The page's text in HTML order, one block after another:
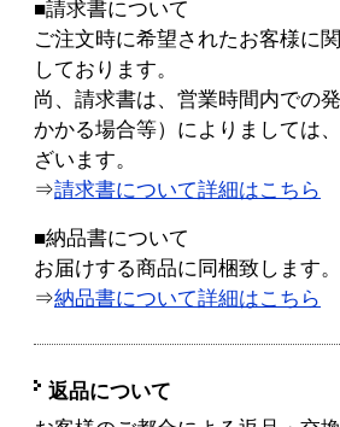
■請求書について
ご注文時に希望されたお客様に
しております。
尚、請求書は、営業時間内での
かかる場合等）によりましては
ざいます。
⇒請求書について詳細はこちら
■納品書について
お届けする商品に同梱致します。
⇒納品書について詳細はこちら
返品について